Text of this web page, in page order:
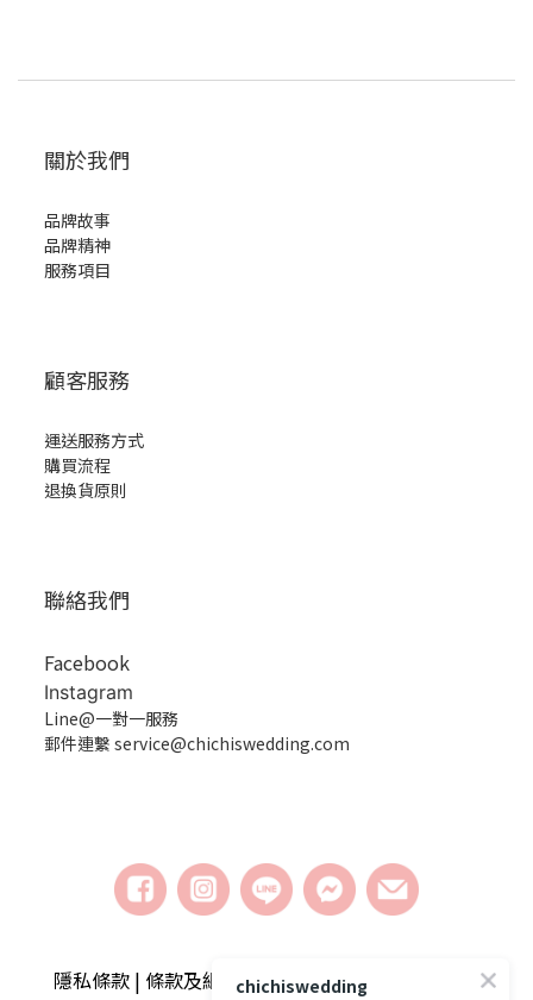
關於我們
品牌故事
品牌精神
服務項目
顧客服務
運送服務方式
購買流程
退換貨原則
聯絡我們
Facebook
Instagram
Line@一對一服務
郵件連繫 service@chichiswedding.com
隱私條款 | 條款及細則 | 2018 © chichiswedding婚
chichiswedding